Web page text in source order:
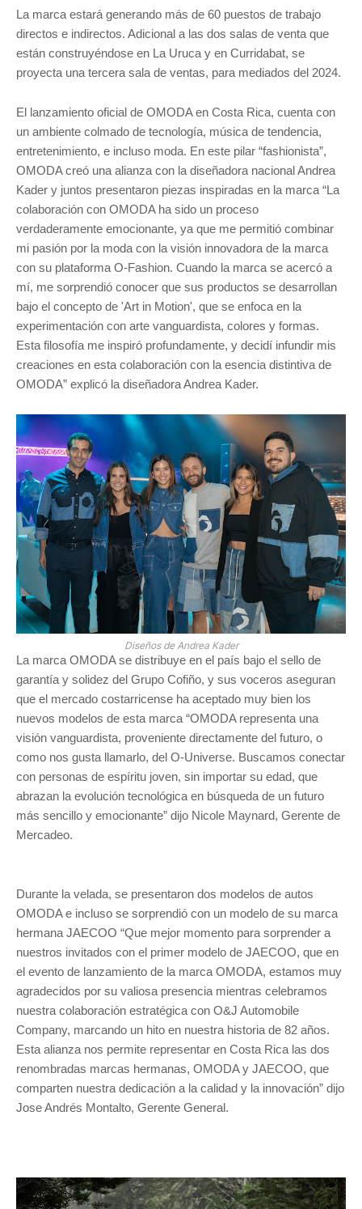
La marca estará generando más de 60 puestos de trabajo
directos e indirectos. Adicional a las dos salas de venta que
están construyéndose en La Uruca y en Curridabat, se
proyecta una tercera sala de ventas, para mediados del 2024.
El lanzamiento oficial de OMODA en Costa Rica, cuenta con
un ambiente colmado de tecnología, música de tendencia,
entretenimiento, e incluso moda. En este pilar “fashionista”,
OMODA creó una alianza con la diseñadora nacional Andrea
Kader y juntos presentaron piezas inspiradas en la marca “La
colaboración con OMODA ha sido un proceso
verdaderamente emocionante, ya que me permitió combinar
mi pasión por la moda con la visión innovadora de la marca
con su plataforma O-Fashion. Cuando la marca se acercó a
mí, me sorprendió conocer que sus productos se desarrollan
bajo el concepto de 'Art in Motion', que se enfoca en la
experimentación con arte vanguardista, colores y formas.
Esta filosofía me inspiró profundamente, y decidí infundir mis
creaciones en esta colaboración con la esencia distintiva de
OMODA” explicó la diseñadora Andrea Kader.
Diseños de Andrea Kader
La marca OMODA se distribuye en el país bajo el sello de
garantía y solidez del Grupo Cofiño, y sus voceros aseguran
que el mercado costarricense ha aceptado muy bien los
nuevos modelos de esta marca “OMODA representa una
visión vanguardista, proveniente directamente del futuro, o
como nos gusta llamarlo, del O-Universe. Buscamos conectar
con personas de espíritu joven, sin importar su edad, que
abrazan la evolución tecnológica en búsqueda de un futuro
más sencillo y emocionante” dijo Nicole Maynard, Gerente de
Mercadeo.
Durante la velada, se presentaron dos modelos de autos
OMODA e incluso se sorprendió con un modelo de su marca
hermana JAECOO “Que mejor momento para sorprender a
nuestros invitados con el primer modelo de JAECOO, que en
el evento de lanzamiento de la marca OMODA, estamos muy
agradecidos por su valiosa presencia mientras celebramos
nuestra colaboración estratégica con O&J Automobile
Company, marcando un hito en nuestra historia de 82 años.
Esta alianza nos permite representar en Costa Rica las dos
renombradas marcas hermanas, OMODA y JAECOO, que
comparten nuestra dedicación a la calidad y la innovación” dijo
Jose Andrés Montalto, Gerente General.